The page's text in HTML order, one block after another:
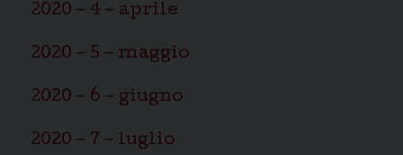
2020 – 4 – aprile
2020 – 5 – maggio
2020 – 6 – giugno
2020 – 7 – luglio